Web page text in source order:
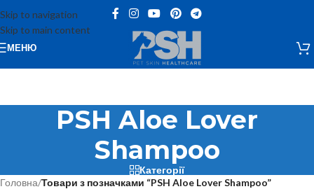
Skip to navigation
Skip to main content
МЕНЮ
PSH Aloe Lover
Shampoo
Категорії
Головна/Товари з позначками “PSH Aloe Lover Shampoo”